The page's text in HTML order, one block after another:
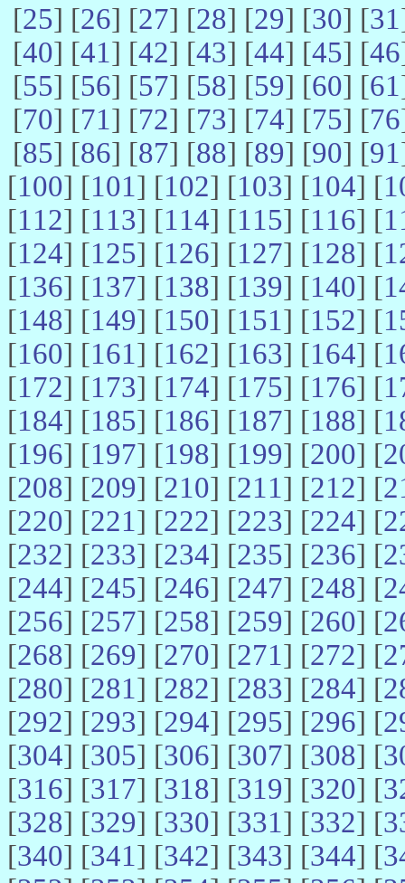
[25] [26] [27] [28] [29] [30] [31
[40] [41] [42] [43] [44] [45] [46
[55] [56] [57] [58] [59] [60] [61
[70] [71] [72] [73] [74] [75] [76
[85] [86] [87] [88] [89] [90] [91
[100] [101] [102] [103] [104] [
[112] [113] [114] [115] [116] [
[124] [125] [126] [127] [128] [
[136] [137] [138] [139] [140] [
[148] [149] [150] [151] [152] [
[160] [161] [162] [163] [164] [
[172] [173] [174] [175] [176] [
[184] [185] [186] [187] [188] [
[196] [197] [198] [199] [200] [
[208] [209] [210] [211] [212] [
[220] [221] [222] [223] [224] [
[232] [233] [234] [235] [236] [
[244] [245] [246] [247] [248] [
[256] [257] [258] [259] [260] [
[268] [269] [270] [271] [272] [
[280] [281] [282] [283] [284] [
[292] [293] [294] [295] [296] [
[304] [305] [306] [307] [308] [
[316] [317] [318] [319] [320] [
[328] [329] [330] [331] [332] [
[340] [341] [342] [343] [344] [